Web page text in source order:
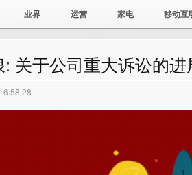
业界 运营 家电 移动互
关于公司重大诉讼的进